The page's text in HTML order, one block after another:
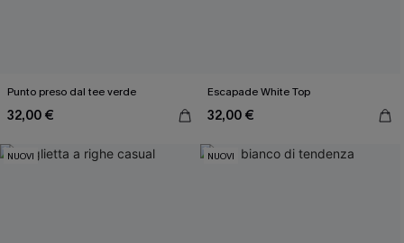
Punto preso dal tee verde
32,00 €
Escapade White Top
32,00 €
NUOVI NUOVI